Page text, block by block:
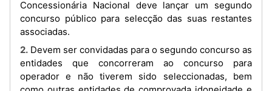
Concessionária Nacional deve lançar um segundo
concurso público para selecção das suas restantes
associadas.
2. Devem ser convidadas para o segundo concurso as
entidades que concorreram ao concurso para
operador e não tiverem sido seleccionadas, bem